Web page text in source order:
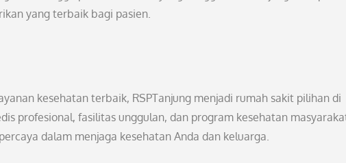
yang terbaik bagi pasien.
kesehatan terbaik, RSPTanjung menjadi rumah sakit pilihan di
profesional, fasilitas unggulan, dan program kesehatan
dalam menjaga kesehatan Anda dan keluarga.